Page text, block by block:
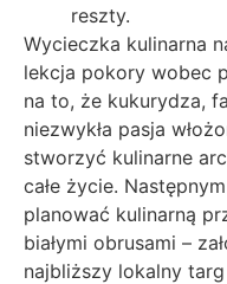
reszty.
Wycieczka kulinarna
lekcja pokory wobec
na to, że kukurydza,
niezwykła pasja
stworzyć kulinarne
całe życie.
planować kulinarną
białymi obrusami –
najbliższy lokalny